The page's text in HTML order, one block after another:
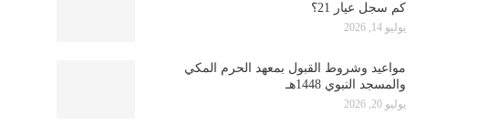
كم سجل عيار 21؟
يوليو 14, 2026
مواعيد وشروط القبول بمعهد الحرم المكي
والمسجد النبوي 1448هـ
يوليو 20, 2026